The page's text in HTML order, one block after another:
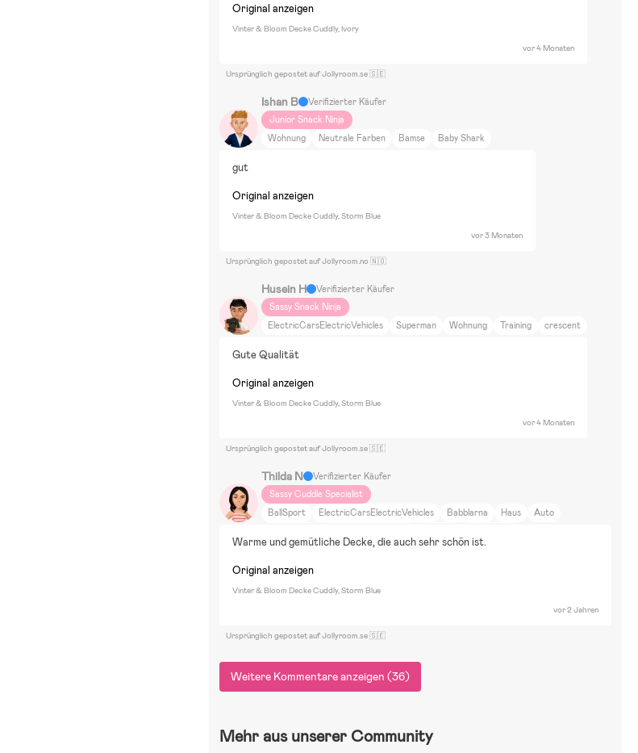
Original anzeigen
Vinter & Bloom Decke Cuddly, Ivory
vor 4 Monaten
Ursprünglich gepostet auf Jollyroom.se 🇸🇪
Ishan B
Verifizierter Käufer
Junior Snack Ninja
Wohnung
Neutrale Farben Bamse Baby Shark
gut
Original anzeigen
Vinter & Bloom Decke Cuddly, Storm Blue
vor 3 Monaten
Ursprünglich gepostet auf Jollyroom.no 🇳🇴
Husein H
Verifizierter Käufer
Sassy Snack Ninja
ElectricCarsElectricVehicles
Superman Wohnung Training crescent
Gute Qualität
Original anzeigen
Vinter & Bloom Decke Cuddly, Storm Blue
vor 4 Monaten
Ursprünglich gepostet auf Jollyroom.se 🇸🇪
Thilda N
Verifizierter Käufer
Sassy Cuddle Specialist
BallSport
ElectricCarsElectricVehicles Babblarna Haus
Auto
Warme und gemütliche Decke, die auch sehr schön ist.
Original anzeigen
Vinter & Bloom Decke Cuddly, Storm Blue
vor 2 Jahren
Ursprünglich gepostet auf Jollyroom.se 🇸🇪
Weitere Kommentare anzeigen (36)
Mehr aus unserer Community